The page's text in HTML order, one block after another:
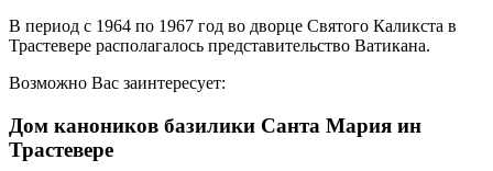
В период с 1964 по 1967 год во дворце Святого Каликста в
Трастевере располагалось представительство Ватикана.
Возможно Вас заинтересует:
Дом каноников базилики Санта Мария ин
Трастевере